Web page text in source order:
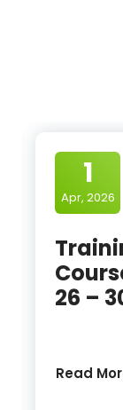
1
Apr, 2026
26 –
Read